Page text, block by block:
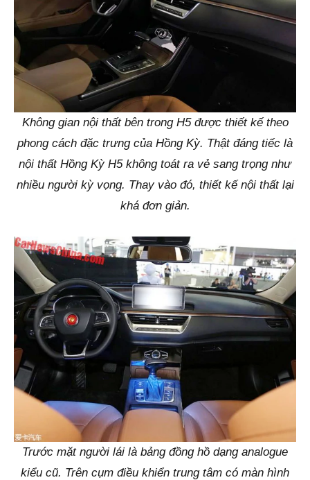
Không gian nội thất bên trong H5 được thiết kế theo
phong cách đặc trưng của Hồng Kỳ. Thật đáng tiếc là
nội thất Hồng Kỳ H5 không toát ra vẻ sang trọng như
nhiều người kỳ vọng. Thay vào đó, thiết kế nội thất lại
khá đơn giản.
Trước mặt người lái là bảng đồng hồ dạng analogue
kiểu cũ. Trên cụm điều khiển trung tâm có màn hình